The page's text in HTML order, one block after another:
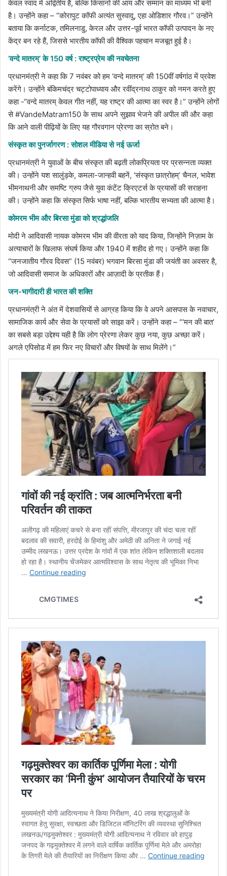
केवल स्वाद में अद्वितीय है, बल्कि किसानों की आय और सम्मान का माध्यम भी बनी
है। उन्होंने कहा – “कोरापुट कॉफी अत्यंत सुस्वादु, एहा ओडिशार गौरव।” उन्होंने
बताया कि कर्नाटक, तमिलनाडु, केरल और उत्तर-पूर्व भारत कॉफी उत्पादन के नए
केंद्र बन रहे हैं, जिससे भारतीय कॉफी की वैश्विक पहचान मजबूत हुई है।
‘वन्दे मातरम्’ के 150 वर्ष : राष्ट्रप्रेम की नवचेतना
प्रधानमंत्री ने कहा कि 7 नवंबर को हम ‘वन्दे मातरम्’ की 150वीं वर्षगांठ में प्रवेश
करेंगे। उन्होंने बंकिमचंद्र चट्टोपाध्याय और रवींद्रनाथ ठाकुर को नमन करते हुए
कहा -“वन्दे मातरम् केवल गीत नहीं, यह राष्ट्र की आत्मा का स्वर है।” उन्होंने लोगों
से #VandeMatram150 के साथ अपने सुझाव भेजने की अपील की और कहा
कि आने वाली पीढ़ियों के लिए यह गौरवगान प्रेरणा का स्रोत बने।
संस्कृत का पुनर्जागरण : सोशल मीडिया से नई ऊर्जा
प्रधानमंत्री ने युवाओं के बीच संस्कृत की बढ़ती लोकप्रियता पर प्रसन्नता व्यक्त
की। उन्होंने यश सालुंड्के, कमला-जान्हवी बहनें, ‘संस्कृत छात्रोहम्’ चैनल, भावेश
भीमनाथनी और समष्टि ग्रुप जैसे युवा कंटेंट क्रिएटर्स के प्रयासों की सराहना
की। उन्होंने कहा कि संस्कृत सिर्फ भाषा नहीं, बल्कि भारतीय सभ्यता की आत्मा है।
कोमरम भीम और बिरसा मुंडा को श्रद्धांजलि
मोदी ने आदिवासी नायक कोमरम भीम की वीरता को याद किया, जिन्होंने निज़ाम के
अत्याचारों के खिलाफ संघर्ष किया और 1940 में शहीद हो गए। उन्होंने कहा कि
“जनजातीय गौरव दिवस” (15 नवंबर) भगवान बिरसा मुंडा की जयंती का अवसर है,
जो आदिवासी समाज के अधिकारों और आज़ादी के प्रतीक हैं।
जन-भागीदारी ही भारत की शक्ति
प्रधानमंत्री ने अंत में देशवासियों से आग्रह किया कि वे अपने आसपास के नवाचार,
सामाजिक कार्य और सेवा के प्रयासों को साझा करें। उन्होंने कहा – “‘मन की बात’
का सबसे बड़ा उद्देश्य यही है कि लोग प्रेरणा लेकर कुछ नया, कुछ अच्छा करें।
अगले एपिसोड में हम फिर नए विचारों और विषयों के साथ मिलेंगे।”